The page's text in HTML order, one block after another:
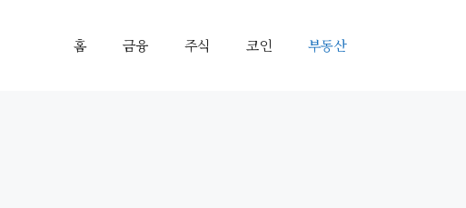
홈 금융 주식 코인 부동산